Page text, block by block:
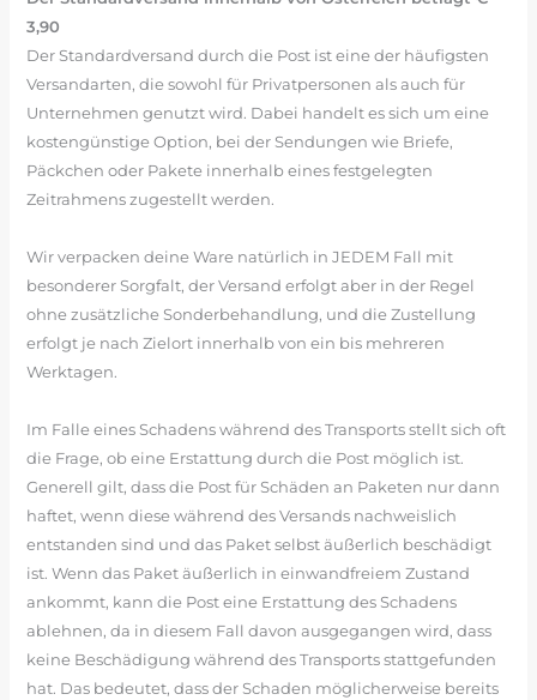
3,90
Der Standardversand durch die Post ist eine der häufigsten
Versandarten, die sowohl für Privatpersonen als auch für
Unternehmen genutzt wird. Dabei handelt es sich um eine
kostengünstige Option, bei der Sendungen wie Briefe,
Päckchen oder Pakete innerhalb eines festgelegten
Zeitrahmens zugestellt werden.
Wir verpacken deine Ware natürlich in JEDEM Fall mit
besonderer Sorgfalt, der Versand erfolgt aber in der Regel
ohne zusätzliche Sonderbehandlung, und die Zustellung
erfolgt je nach Zielort innerhalb von ein bis mehreren
Werktagen.
Im Falle eines Schadens während des Transports stellt sich oft
die Frage, ob eine Erstattung durch die Post möglich ist.
Generell gilt, dass die Post für Schäden an Paketen nur dann
haftet, wenn diese während des Versands nachweislich
entstanden sind und das Paket selbst äußerlich beschädigt
ist. Wenn das Paket äußerlich in einwandfreiem Zustand
ankommt, kann die Post eine Erstattung des Schadens
ablehnen, da in diesem Fall davon ausgegangen wird, dass
keine Beschädigung während des Transports stattgefunden
hat. Das bedeutet, dass der Schaden möglicherweise bereits